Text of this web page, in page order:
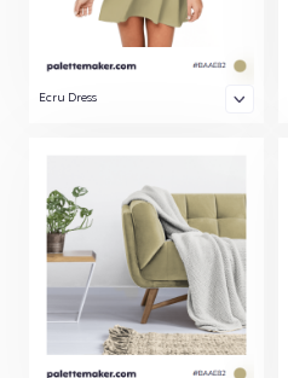
Ecru Dress